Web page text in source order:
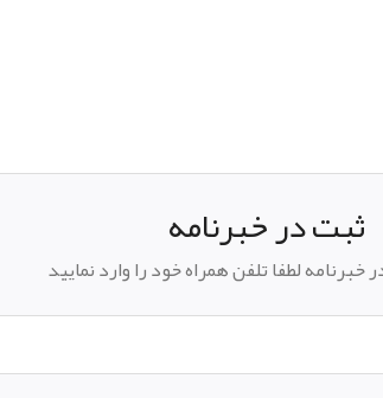
ثبت در خبرنامه
لطفا تلفن همراه خود را وارد نمایید